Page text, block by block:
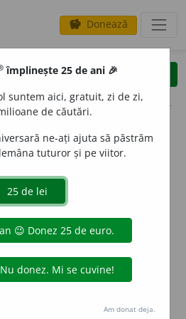
savings Donează
opțiuni
M27 (umăr (s.m.))
nearticulat
umăr
umeri u merii
umăr umărului
umeri umerilor
—
împlinește 25 de ani 🎉
suntem aici, gratuit, zi de zi,
de căutări.
ne-ați ajuta să păstrăm
tuturor și pe viitor.
Am donat deja.